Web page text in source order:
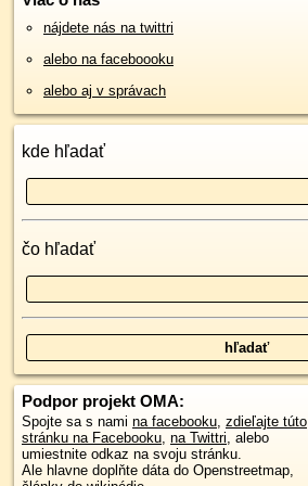
nájdete nás na twittri
alebo na faceboooku
alebo aj v správach
kde hľadať
čo hľadať
Podpor projekt OMA:
Spojte sa s nami na facebooku, zdieľajte túto
stránku na Facebooku, na Twittri, alebo
umiestnite odkaz na svoju stránku.
Ale hlavne doplňte dáta do Openstreetmap,